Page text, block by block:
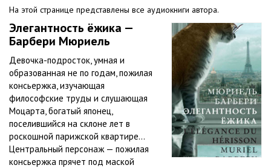
На этой странице представлены все аудиокниги автора.
Элегантность ёжика —
Барбери Мюриель
Девочка-подросток, умная и
образованная не по годам, пожилая
консьержка, изучающая
философские труды и слушающая
Моцарта, богатый японец,
поселившийся на склоне лет в
роскошной парижской квартире…
Центральный персонаж — пожилая
консьержка прячет под маской